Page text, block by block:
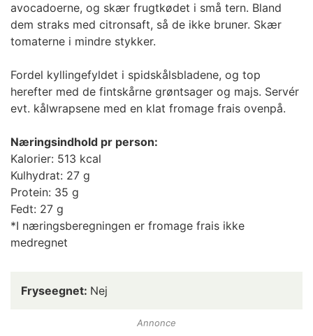
avocadoerne, og skær frugtkødet i små tern. Bland
dem straks med citronsaft, så de ikke bruner. Skær
tomaterne i mindre stykker.
Fordel kyllingefyldet i spidskålsbladene, og top
herefter med de fintskårne grøntsager og majs. Servér
evt. kålwrapsene med en klat fromage frais ovenpå.
Næringsindhold pr person:
Kalorier: 513 kcal
Kulhydrat: 27 g
Protein: 35 g
Fedt: 27 g
*I næringsberegningen er fromage frais ikke
medregnet
Fryseegnet: Nej
Annonce